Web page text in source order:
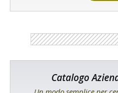
Catalogo